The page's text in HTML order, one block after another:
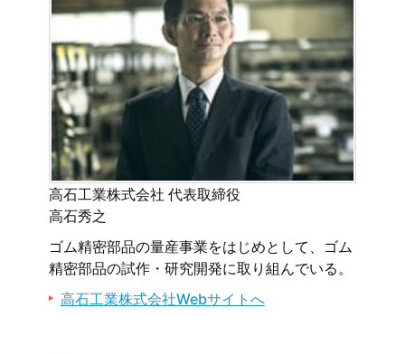
高石工業株式会社 代表取締役
高石秀之
ゴム精密部品の量産事業をはじめとして、ゴム
精密部品の試作・研究開発に取り組んでいる。
高石工業株式会社Webサイトへ